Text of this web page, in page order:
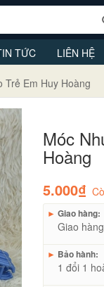
TỨC LIÊN HỆ
Trẻ Em Huy Hoàng
Móc
Hoàng
5.000₫
► Giao hàng:
Giao
► Bảo hành:
1 đổi 1